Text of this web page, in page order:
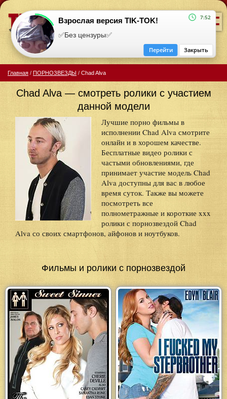
=
Главная / ПОРНОЗВЕЗДЫ / Chad Alva
Chad Alva — смотреть ролики с участием
данной модели
Лучшие порно фильмы в
исполнении Chad Alva смотрите
онлайн и в хорошем качестве.
Бесплатные видео ролики с
частыми обновлениями, где
принимает участие модель Chad
Alva доступны для вас в любое
время суток. Также вы можете
посмотреть все
полнометражные и короткие xxx
ролики с порнозвездой Chad
Alva со своих смартфонов, айфонов и ноутбуков.
Фильмы и ролики с порнозвездой
Взрослая версия TIK-TOK!
✅Без цензуры✅
7:52
Закрыть
Перейти